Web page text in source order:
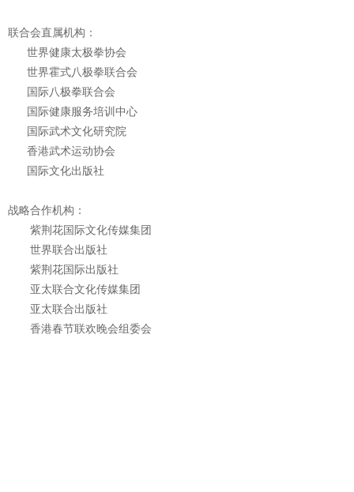
联合会直属机构：
世界健康太极拳协会
世界霍式八极拳联合会
国际八极拳联合会
国际健康服务培训中心
国际武术文化研究院
香港武术运动协会
国际文化出版社
战略合作机构：
紫荆花国际文化传媒集团
世界联合出版社
紫荆花国际出版社
亚太联合文化传媒集团
亚太联合出版社
香港春节联欢晚会组委会